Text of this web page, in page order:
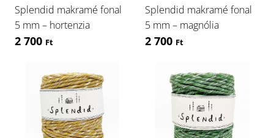
Splendid makramé fonal
5 mm – hortenzia
2 700 Ft
Splendid makramé fonal
5 mm – magnólia
2 700 Ft